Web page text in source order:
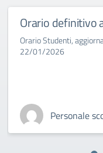
Orario definitivo
Orario Studenti,
22/01/2026
Personale